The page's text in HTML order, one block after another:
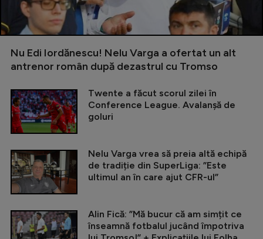
Nu Edi Iordănescu! Nelu Varga a ofertat un alt
antrenor român după dezastrul cu Tromso
Twente a făcut scorul zilei în
Conference League. Avalanșă de
goluri
Nelu Varga vrea să preia altă echipă
de tradiție din SuperLiga: ”Este
ultimul an în care ajut CFR-ul”
Alin Fică: ”Mă bucur că am simțit ce
înseamnă fotbalul jucând împotriva